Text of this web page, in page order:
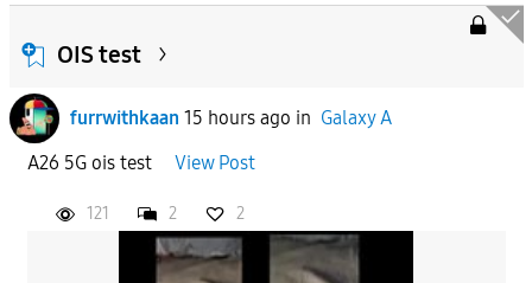
OIS test
furrwithkaan 15 hours ago in Galaxy A
A26 5G ois test View Post
121 2 2